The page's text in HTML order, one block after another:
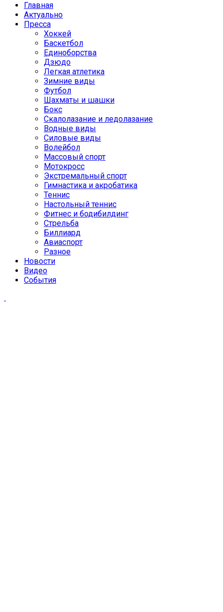
Главная
Актуально
Пресса
Хоккей
Баскетбол
Единоборства
Дзюдо
Легкая атлетика
Зимние виды
Футбол
Шахматы и шашки
Бокс
Скалолазание и ледолазание
Водные виды
Силовые виды
Волейбол
Массовый спорт
Мотокросс
Экстремальный спорт
Гимнастика и акробатика
Теннис
Настольный теннис
Фитнес и бодибилдинг
Стрельба
Биллиард
Авиаспорт
Разное
Новости
Видео
События